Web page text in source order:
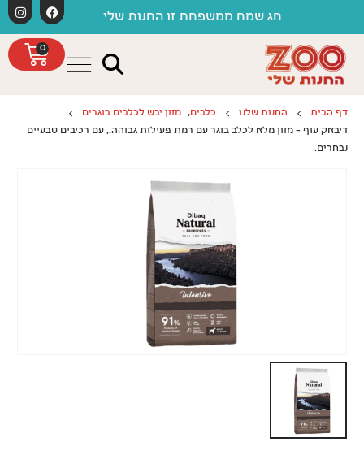
חג שמח ממשפחת זו החנות שלי
0
דף הבית החנות שלנו כלבים,
מזון יבש לכלבים בוגרים
דיבאק עוף – מזון מלא לכלב בוגר עם רמת פעילות גבוהה., עם רכיבים טבעיים
נבחרים.